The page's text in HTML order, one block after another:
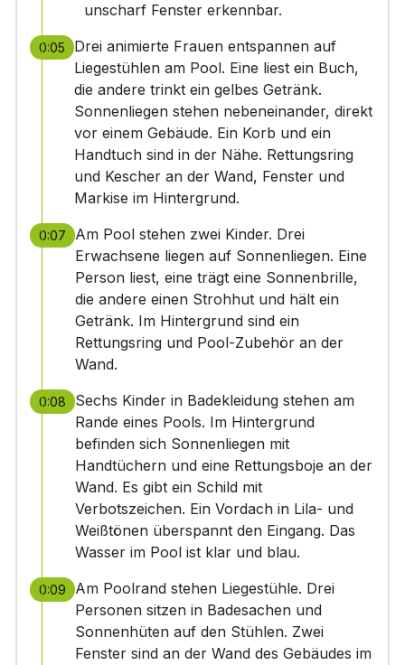
unscharf Fenster erkennbar.
0:05
Drei animierte Frauen entspannen auf
Liegestühlen am Pool. Eine liest ein Buch,
die andere trinkt ein gelbes Getränk.
Sonnenliegen stehen nebeneinander, direkt
vor einem Gebäude. Ein Korb und ein
Handtuch sind in der Nähe. Rettungsring
und Kescher an der Wand, Fenster und
Markise im Hintergrund.
0:07
Am Pool stehen zwei Kinder. Drei
Erwachsene liegen auf Sonnenliegen. Eine
Person liest, eine trägt eine Sonnenbrille,
die andere einen Strohhut und hält ein
Getränk. Im Hintergrund sind ein
Rettungsring und Pool-Zubehör an der
Wand.
0:08
Sechs Kinder in Badekleidung stehen am
Rande eines Pools. Im Hintergrund
befinden sich Sonnenliegen mit
Handtüchern und eine Rettungsboje an der
Wand. Es gibt ein Schild mit
Verbotszeichen. Ein Vordach in Lila- und
Weißtönen überspannt den Eingang. Das
Wasser im Pool ist klar und blau.
0:09
Am Poolrand stehen Liegestühle. Drei
Personen sitzen in Badesachen und
Sonnenhüten auf den Stühlen. Zwei
Fenster sind an der Wand des Gebäudes im